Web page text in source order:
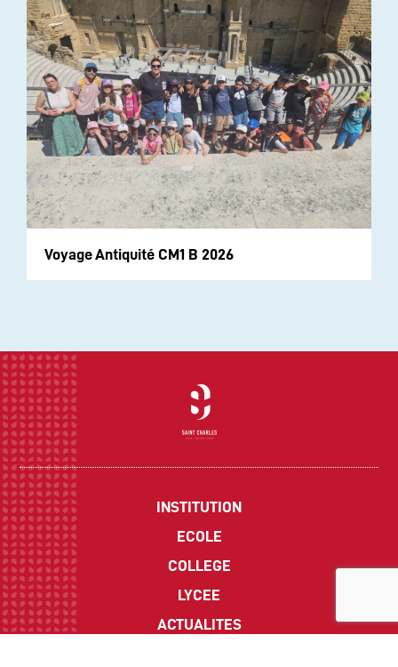
Voyage Antiquité CM1 B 2026
INSTITUTION
ECOLE
COLLEGE
LYCEE
ACTUALITES